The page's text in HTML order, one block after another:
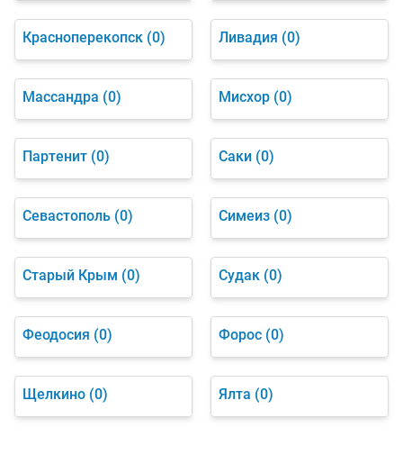
Красноперекопск (0) Ливадия (0)
Массандра (0) Мисхор (0)
Партенит (0) Саки (0)
Севастополь (0) Симеиз (0)
Старый Крым (0) Судак (0)
Феодосия (0) Форос (0)
Щелкино (0) Ялта (0)